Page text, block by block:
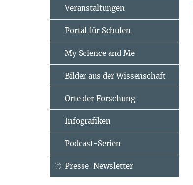
Veranstaltungen
Portal für Schulen
My Science and Me
Bilder aus der Wissenschaft
Orte der Forschung
Infografiken
Podcast-Serien
Presse-Newsletter